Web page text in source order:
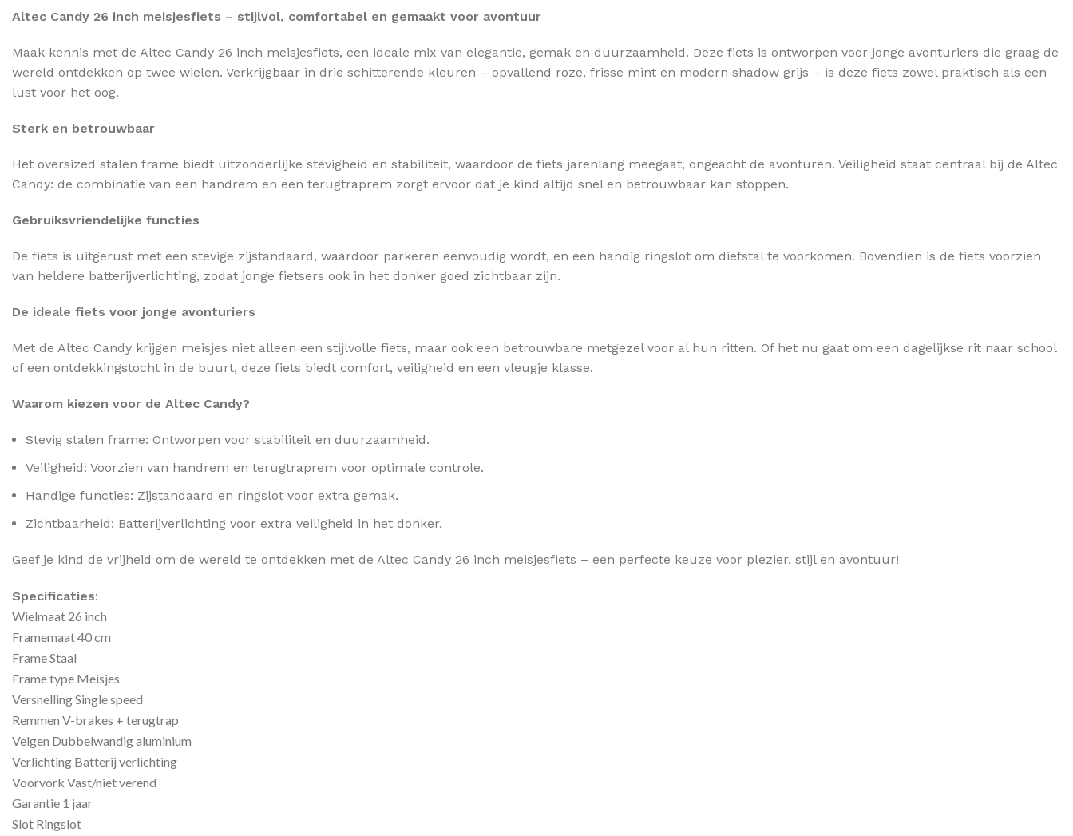
Altec Candy 26 inch meisjesfiets – stijlvol, comfortabel en gemaakt voor avontuur
Maak kennis met de Altec Candy 26 inch meisjesfiets, een ideale mix van elegantie, gemak en duurzaamheid. Deze fiets is ontworpen voor jonge avonturiers die graag de
wereld ontdekken op twee wielen. Verkrijgbaar in drie schitterende kleuren – opvallend roze, frisse mint en modern shadow grijs – is deze fiets zowel praktisch als een
lust voor het oog.
Sterk en betrouwbaar
Het oversized stalen frame biedt uitzonderlijke stevigheid en stabiliteit, waardoor de fiets jarenlang meegaat, ongeacht de avonturen. Veiligheid staat centraal bij de Altec
Candy: de combinatie van een handrem en een terugtraprem zorgt ervoor dat je kind altijd snel en betrouwbaar kan stoppen.
Gebruiksvriendelijke functies
De fiets is uitgerust met een stevige zijstandaard, waardoor parkeren eenvoudig wordt, en een handig ringslot om diefstal te voorkomen. Bovendien is de fiets voorzien
van heldere batterijverlichting, zodat jonge fietsers ook in het donker goed zichtbaar zijn.
De ideale fiets voor jonge avonturiers
Met de Altec Candy krijgen meisjes niet alleen een stijlvolle fiets, maar ook een betrouwbare metgezel voor al hun ritten. Of het nu gaat om een dagelijkse rit naar school
of een ontdekkingstocht in de buurt, deze fiets biedt comfort, veiligheid en een vleugje klasse.
Waarom kiezen voor de Altec Candy?
Stevig stalen frame: Ontworpen voor stabiliteit en duurzaamheid.
Veiligheid: Voorzien van handrem en terugtraprem voor optimale controle.
Handige functies: Zijstandaard en ringslot voor extra gemak.
Zichtbaarheid: Batterijverlichting voor extra veiligheid in het donker.
Geef je kind de vrijheid om de wereld te ontdekken met de Altec Candy 26 inch meisjesfiets – een perfecte keuze voor plezier, stijl en avontuur!
Specificaties:
Wielmaat 26 inch
Framemaat 40 cm
Frame Staal
Frame type Meisjes
Versnelling Single speed
Remmen V-brakes + terugtrap
Velgen Dubbelwandig aluminium
Verlichting Batterij verlichting
Voorvork Vast/niet verend
Garantie 1 jaar
Slot Ringslot